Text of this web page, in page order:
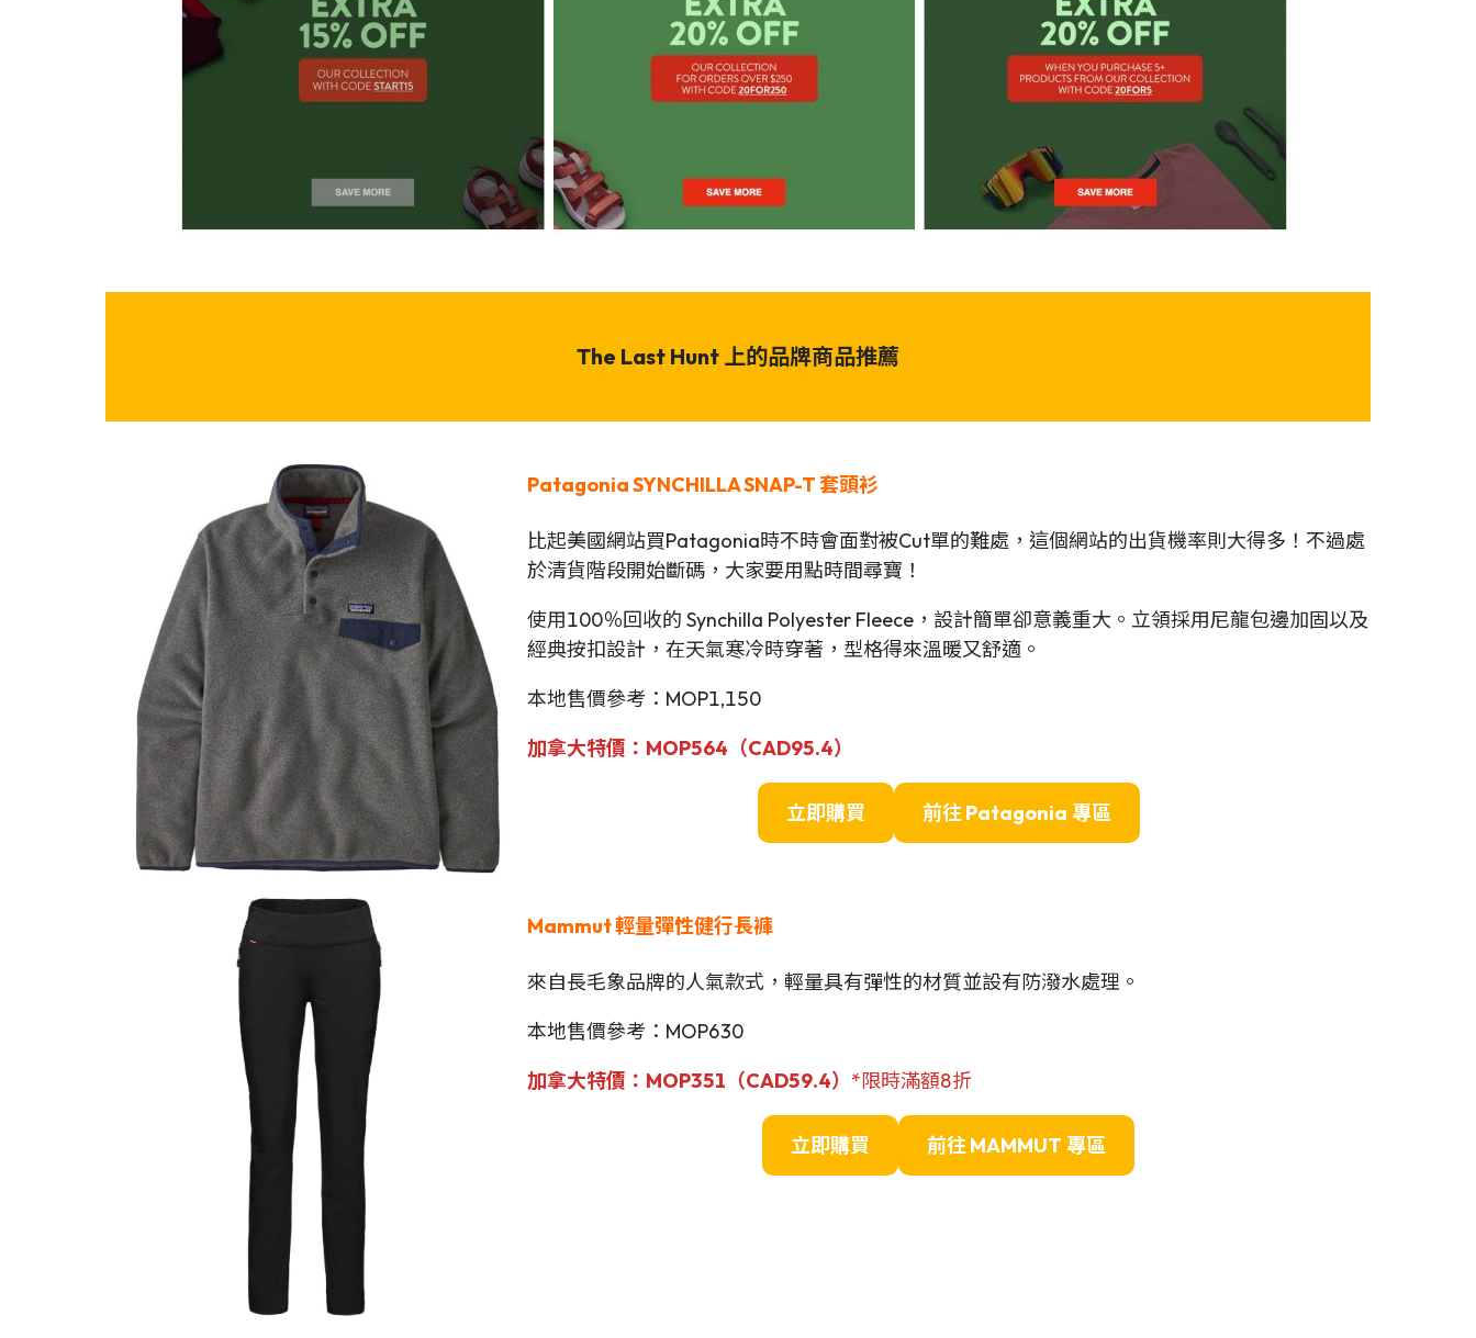
The Last Hunt 上的品牌商品推薦
Patagonia SYNCHILLA SNAP-T 套頭衫
比起美國網站買Patagonia時不時會面對被Cut單的難處，這個網站的出貨機率則大得多！不過處
於清貨階段開始斷碼，大家要用點時間尋寶！
使用100％回收的 Synchilla Polyester Fleece，設計簡單卻意義重大。立領採用尼龍包邊加固以及
經典按扣設計，在天氣寒冷時穿著，型格得來溫暖又舒適。
本地售價參考：MOP1,150
加拿大特價：MOP564（CAD95.4）
立即購買 前往Patagonia 專區
Mammut 輕量彈性健行長褲
來自長毛象品牌的人氣款式，輕量具有彈性的材質並設有防潑水處理。
本地售價參考：MOP630
加拿大特價：MOP351（CAD59.4） *限時滿額8折
立即購買 前往MAMMUT 專區